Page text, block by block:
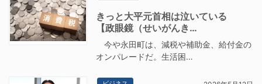
きっと大平元首相は泣いている
【政眼鏡（せいがんき…
今や永田町は、減税や補助金、給付金の
オンパレードだ。生活困…